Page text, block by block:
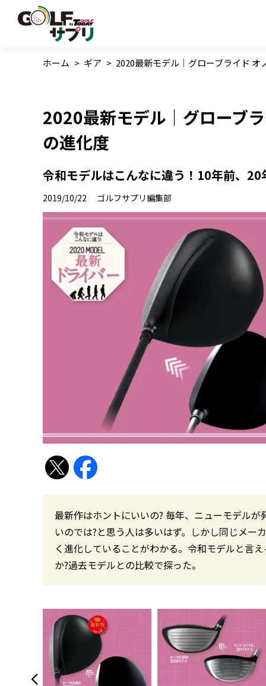
ホーム > ギア > 2020最新モデル｜グローブライド
2020最新モデル｜グローブ
の進化度
令和モデルはこんなに違う！10年前、
2019/10/22 ゴルフサプリ編集部
最新作はホントにいいの? 毎年、ニューモデル
いのでは?と思う人は多いはず。しかし同じメー
く進化していることがわかる。令和モデルと言
か?過去モデルとの比較で探った。